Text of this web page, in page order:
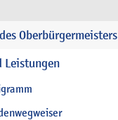
Oberbürgermeisters
Leistungen